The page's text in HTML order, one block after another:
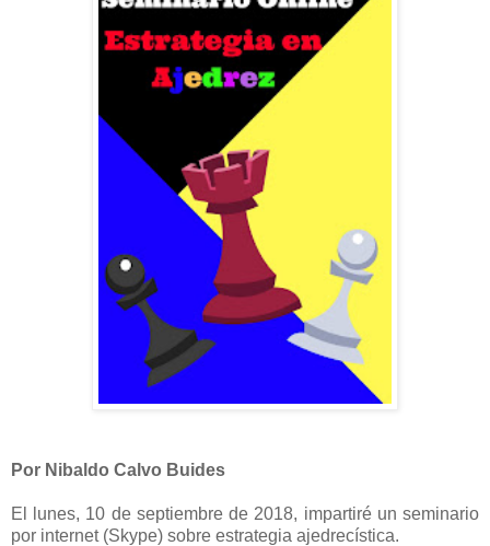
Por Nibaldo Calvo Buides
El lunes, 10 de septiembre de 2018, impartiré un seminario
por internet (Skype) sobre estrategia ajedrecística.